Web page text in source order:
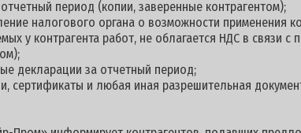
период (копии, заверенные контрагентом);
налогового органа о возможности применения
у контрагента работ, не облагается НДС в связи
декларации за отчетный период;
сертификаты и любая иная разрешительная